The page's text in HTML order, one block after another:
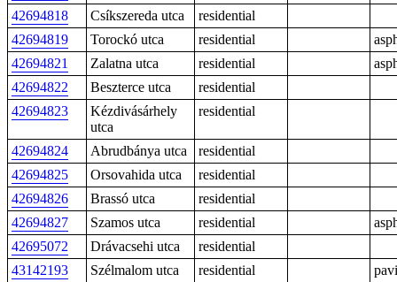
42694818
Csíkszereda utca
residential
42694819
Torockó utca residential
42694821
Zalatna utca residential
42694822
Beszterce utca
residential
42694823
Kézdivásárhely
utca
residential
42694824 Abrudbánya utca
residential
42694825
Orsovahida utca
residential
42694826
Brassó utca
residential
42694827
Szamos utca residential
42695072
Drávacsehi utca
residential
43142193
Szélmalom utca residential